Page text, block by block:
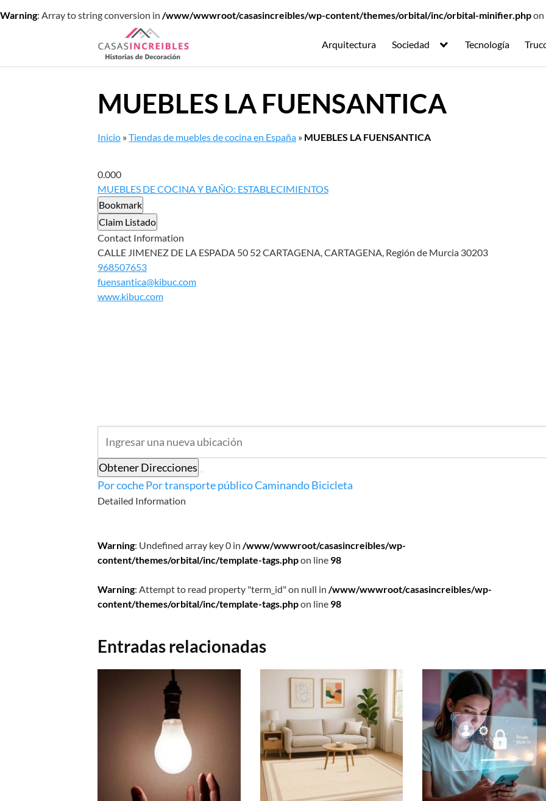
Warning: Array to string conversion in /www/wwwroot/casasincreibles/wp-content/themes/orbital/inc/orbital-minifier.php
Arquitectura Sociedad Tecnología
MUEBLES LA FUENSANTICA
Inicio »Tiendas de muebles de cocina en España » MUEBLES LA FUENSANTICA
0.000
MUEBLES DE COCINA Y BAÑO: ESTABLECIMIENTOS
Bookmark
Claim Listado
Contact Information
CALLE JIMENEZ DE LA ESPADA 50 52 CARTAGENA, CARTAGENA, Región de Murcia 30203
968507653
fuensantica@kibuc.com
www.kibuc.com
Obtener Direcciones
Por cochePor transporte públicoCaminandoBicicleta
Detailed Information
Warning: Undefined array key 0 in /www/wwwroot/casasincreibles/wp-
content/themes/orbital/inc/template-tags.phpon line 98
Warning: Attempt to read property "term_id" on null in /www/wwwroot/casasincreibles/wp-
content/themes/orbital/inc/template-tags.phpon line 98
Entradas relacionadas